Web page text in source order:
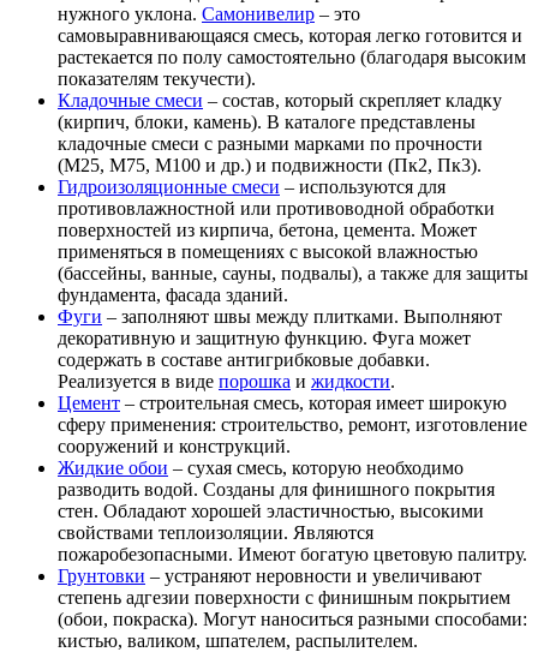
нужного уклона. Самонивелир – это
самовыравнивающаяся смесь, которая легко готовится и
растекается по полу самостоятельно (благодаря высоким
показателям текучести).
Кладочные смеси – состав, который скрепляет кладку
(кирпич, блоки, камень). В каталоге представлены
кладочные смеси с разными марками по прочности
(М25, М75, М100 и др.) и подвижности (Пк2, Пк3).
Гидроизоляционные смеси – используются для
противовлажностной или противоводной обработки
поверхностей из кирпича, бетона, цемента. Может
применяться в помещениях с высокой влажностью
(бассейны, ванные, сауны, подвалы), а также для защиты
фундамента, фасада зданий.
Фуги – заполняют швы между плитками. Выполняют
декоративную и защитную функцию. Фуга может
содержать в составе антигрибковые добавки.
Реализуется в виде порошка и жидкости.
Цемент – строительная смесь, которая имеет широкую
сферу применения: строительство, ремонт, изготовление
сооружений и конструкций.
Жидкие обои – сухая смесь, которую необходимо
разводить водой. Созданы для финишного покрытия
стен. Обладают хорошей эластичностью, высокими
свойствами теплоизоляции. Являются
пожаробезопасными. Имеют богатую цветовую палитру.
Грунтовки – устраняют неровности и увеличивают
степень адгезии поверхности с финишным покрытием
(обои, покраска). Могут наноситься разными способами:
кистью, валиком, шпателем, распылителем.